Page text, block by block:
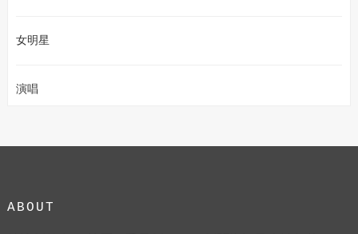
女明星
演唱
ABOUT